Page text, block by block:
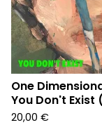
One
You Don't Exist
20,00 €